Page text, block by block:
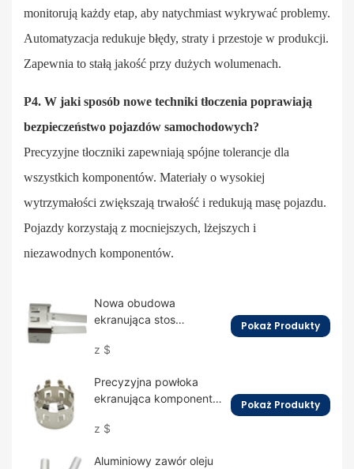
monitorują każdy etap, aby natychmiast wykrywać problemy.
Automatyzacja redukuje błędy, straty i przestoje w produkcji.
Zapewnia to stałą jakość przy dużych wolumenach.
P4. W jaki sposób nowe techniki tłoczenia poprawiają
bezpieczeństwo pojazdów samochodowych?
Precyzyjne tłoczniki zapewniają spójne tolerancje dla
wszystkich komponentów. Materiały o wysokiej
wytrzymałości zwiększają trwałość i redukują masę pojazdu.
Pojazdy korzystają z mocniejszych, lżejszych i
niezawodnych komponentów.
Nowa obudowa
ekranująca stos
elektrycznych
z $
Pokaż Produkty
Precyzyjna powłoka
ekranująca komponenty
tłoczeniem metalu
z $
Pokaż Produkty
Aluminiowy zawór oleju